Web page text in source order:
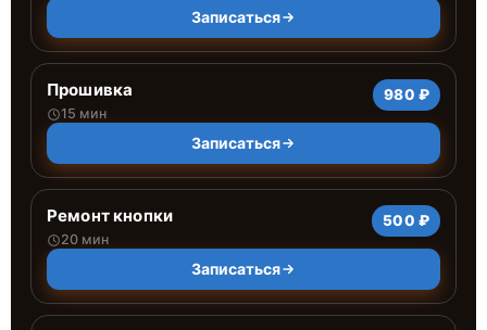
Записаться
Прошивка
15 мин
980 ₽
Записаться
Ремонт кнопки
20 мин
500 ₽
Записаться